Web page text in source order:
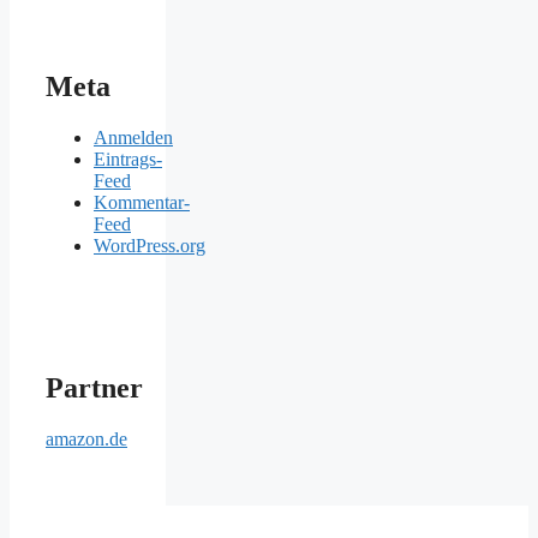
Meta
Anmelden
Eintrags-
Feed
Kommentar-
Feed
WordPress.org
Partner
amazon.de